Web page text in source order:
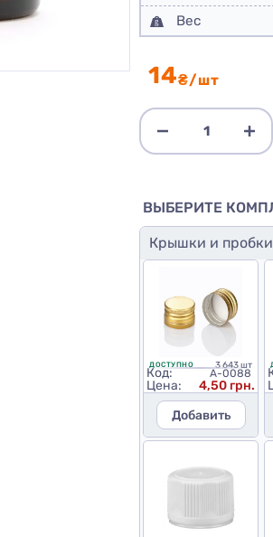
14₴/шт
Вес
ВЫБЕРИТЕ
Крышки и пробки
ДОСТУПНО 3 643 шт
Код: A-0088
Цена:
4,50 грн.
Добавить